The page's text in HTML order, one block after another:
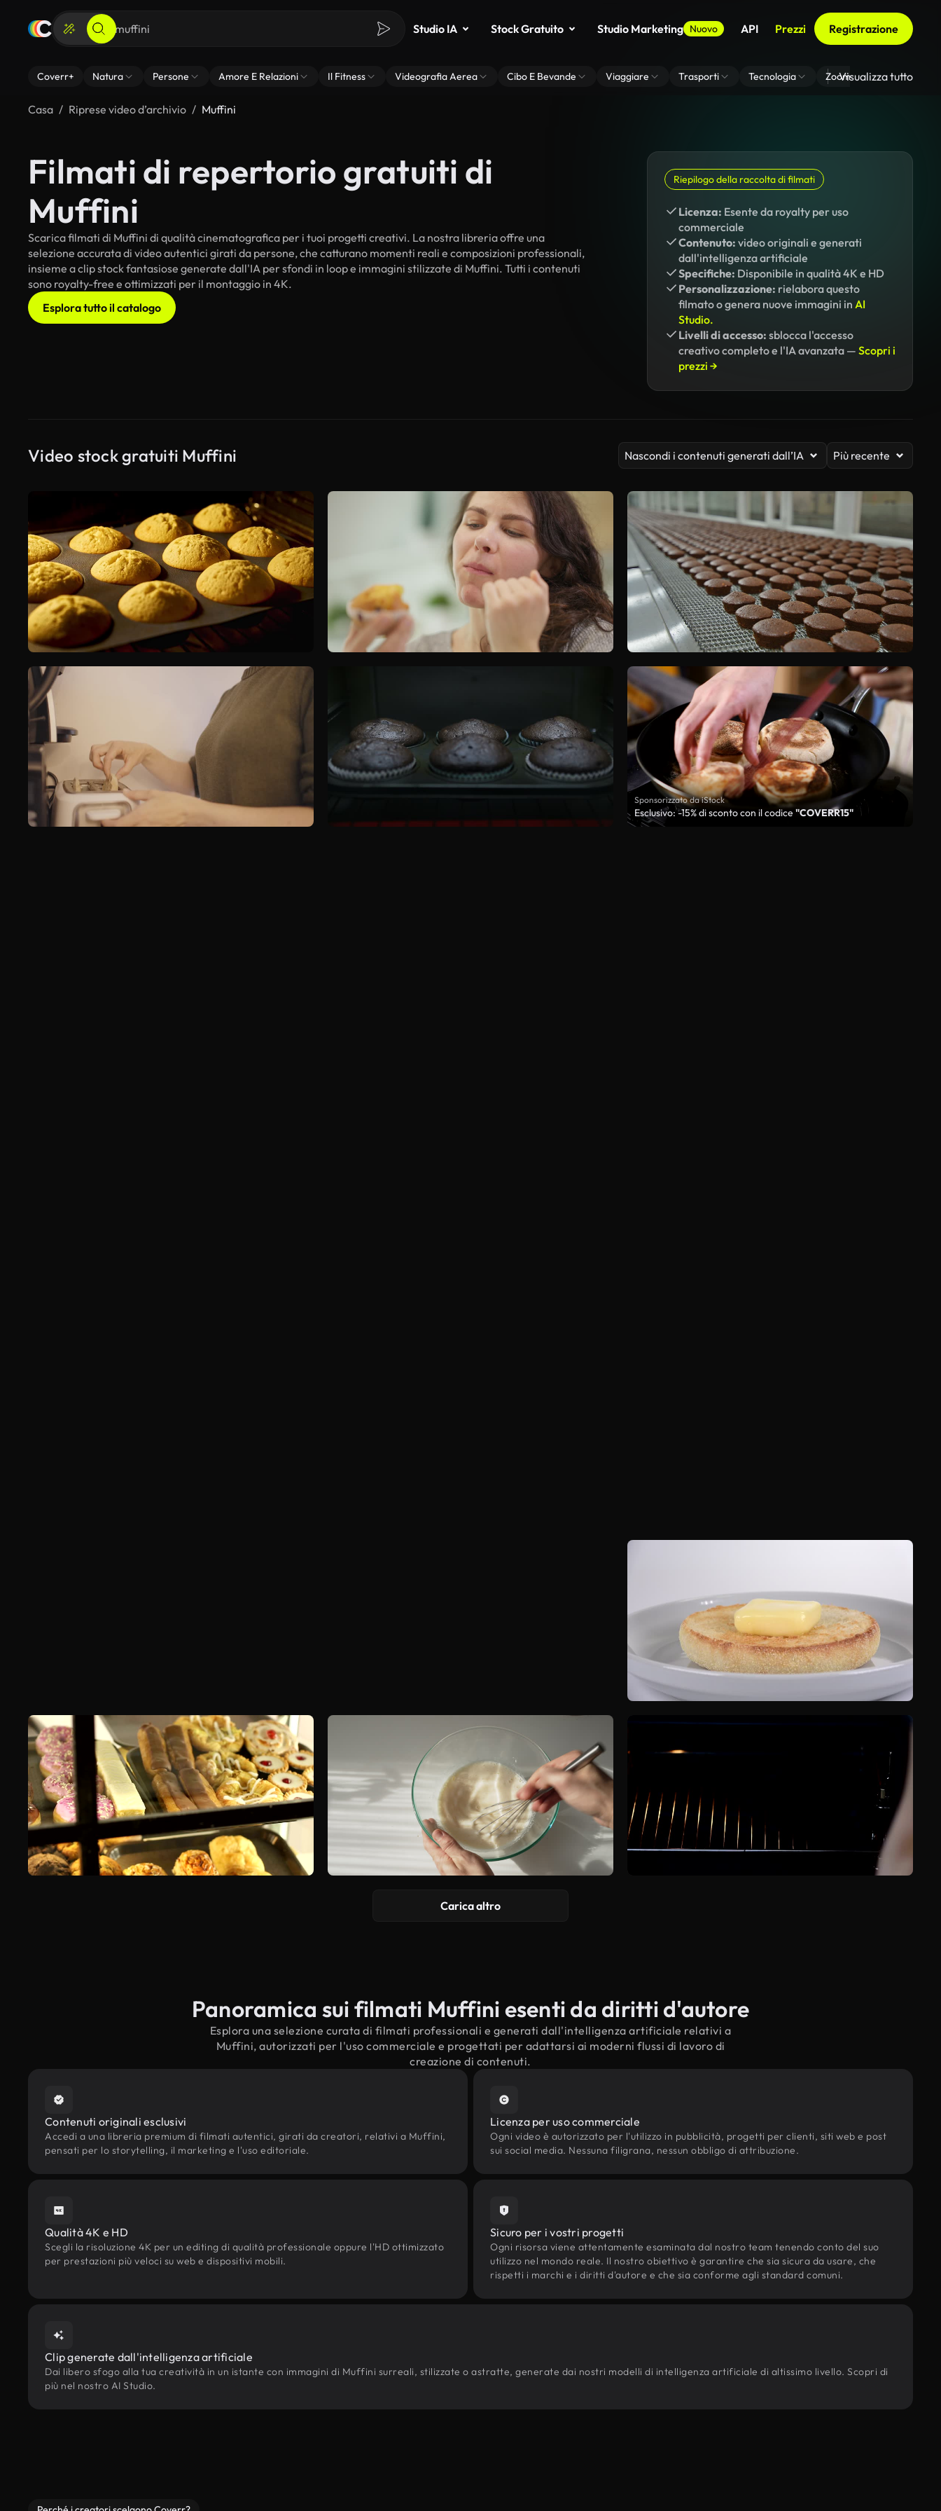
Studio IA Stock Gratuito Studio Marketing Nuovo API Prezzi Registrazione
Coverr+ Natura Persone Amore E Relazioni Il Fitness Videografia Aerea Cibo E Bevande Viaggiare Trasporti Tecnologia Zoom Di Sfondo Virtuale
Visualizza tutto
Casa Riprese video d’archivio Muffini
Filmati di repertorio gratuiti di
Muffini
Scarica filmati di Muffini di qualità cinematografica per i tuoi progetti creativi. La nostra libreria offre una
selezione accurata di video autentici girati da persone, che catturano momenti reali e composizioni professionali,
insieme a clip stock fantasiose generate dall'IA per sfondi in loop e immagini stilizzate di Muffini. Tutti i contenuti
sono royalty-free e ottimizzati per il montaggio in 4K.
Esplora tutto il catalogo
Riepilogo della raccolta di filmati
Licenza: Esente da royalty per uso
commerciale
Contenuto: video originali e generati
dall'intelligenza artificiale
Specifiche: Disponibile in qualità 4K e HD
Personalizzazione: rielabora questo
filmato o genera nuove immagini in AI
Studio.
Livelli di accesso: sblocca l'accesso
creativo completo e l'IA avanzata — Scopri i
prezzi →
Video stock gratuiti Muffini Nascondi i contenuti generati dall’IA Più recente
Sponsorizzato da iStock
Esclusivo: -15% di sconto con il codice "COVERR15"
Carica altro
Panoramica sui filmati Muffini esenti da diritti d'autore
Esplora una selezione curata di filmati professionali e generati dall'intelligenza artificiale relativi a
Muffini, autorizzati per l'uso commerciale e progettati per adattarsi ai moderni flussi di lavoro di
creazione di contenuti.
Contenuti originali esclusivi
Accedi a una libreria premium di filmati autentici, girati da creatori, relativi a Muffini,
pensati per lo storytelling, il marketing e l'uso editoriale.
Licenza per uso commerciale
Ogni video è autorizzato per l'utilizzo in pubblicità, progetti per clienti, siti web e post
sui social media. Nessuna filigrana, nessun obbligo di attribuzione.
Qualità 4K e HD
Scegli la risoluzione 4K per un editing di qualità professionale oppure l'HD ottimizzato
per prestazioni più veloci su web e dispositivi mobili.
Sicuro per i vostri progetti
Ogni risorsa viene attentamente esaminata dal nostro team tenendo conto del suo
utilizzo nel mondo reale. Il nostro obiettivo è garantire che sia sicura da usare, che
rispetti i marchi e i diritti d'autore e che sia conforme agli standard comuni.
Clip generate dall'intelligenza artificiale
Dai libero sfogo alla tua creatività in un istante con immagini di Muffini surreali, stilizzate o astratte, generate dai nostri modelli di intelligenza artificiale di altissimo livello. Scopri di
più nel nostro AI Studio.